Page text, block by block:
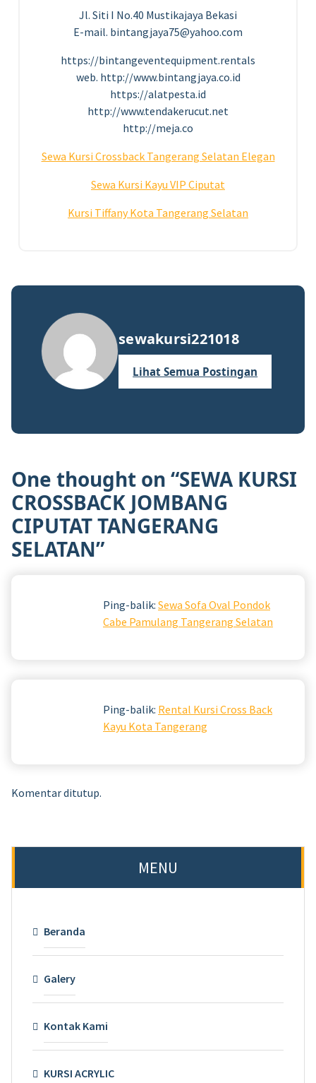
Jl. Siti I No.40 Mustikajaya Bekasi
E-mail. bintangjaya75@yahoo.com
https://bintangeventequipment.rentals
web. http://www.bintangjaya.co.id
https://alatpesta.id
http://www.tendakerucut.net
http://meja.co
Sewa Kursi Crossback Tangerang Selatan Elegan
Sewa Kursi Kayu VIP Ciputat
Kursi Tiffany Kota Tangerang Selatan
sewakursi221018
Lihat Semua Postingan
One thought on “SEWA KURSI
CROSSBACK JOMBANG
CIPUTAT TANGERANG
SELATAN”
Ping-balik: Sewa Sofa Oval Pondok
Cabe Pamulang Tangerang Selatan
Ping-balik: Rental Kursi Cross Back
Kayu Kota Tangerang
Komentar ditutup.
MENU
Beranda
Galery
Kontak Kami
KURSI ACRYLIC